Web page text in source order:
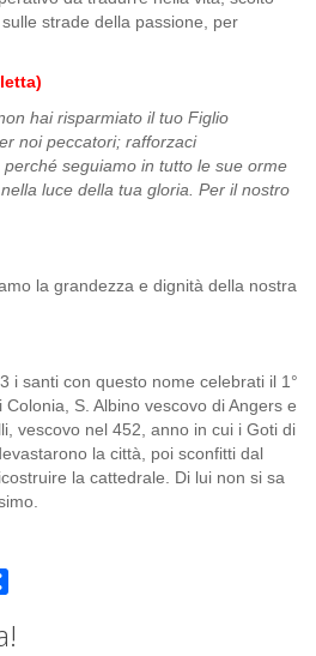
strade della passione, per
hai risparmiato il tuo Figlio
noi peccatori; rafforzaci
perché seguiamo in tutto le sue orme
luce della tua gloria. Per il nostro
la grandezza e dignità della nostra
. 3 i santi con questo nome celebrati il 1°
S. Albino vescovo di Angers e
vescovo nel 452, anno in cui i Goti di
la città, poi sconfitti dal
la cattedrale. Di lui non si sa